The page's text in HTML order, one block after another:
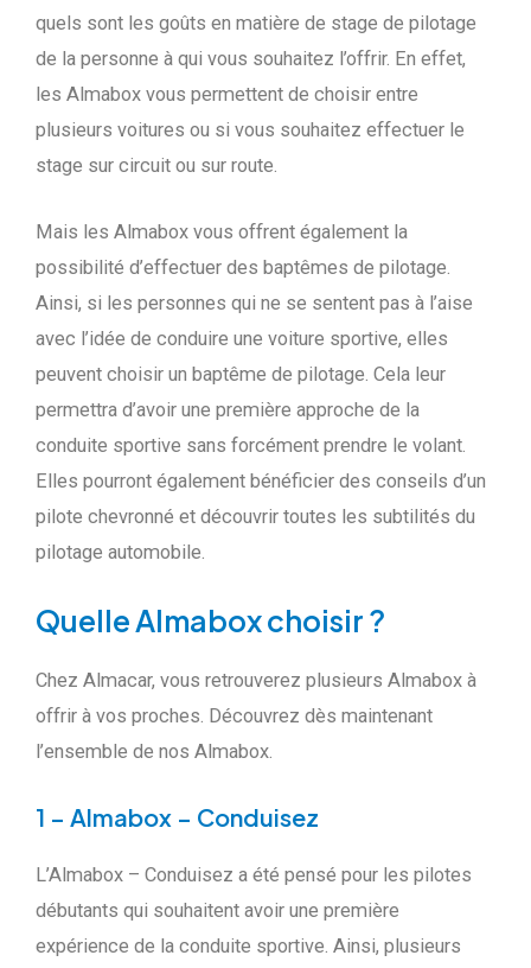
quels sont les goûts en matière de stage de pilotage
de la personne à qui vous souhaitez l’offrir. En effet,
les Almabox vous permettent de choisir entre
plusieurs voitures ou si vous souhaitez effectuer le
stage sur circuit ou sur route.
Mais les Almabox vous offrent également la
possibilité d’effectuer des baptêmes de pilotage.
Ainsi, si les personnes qui ne se sentent pas à l’aise
avec l’idée de conduire une voiture sportive, elles
peuvent choisir un baptême de pilotage. Cela leur
permettra d’avoir une première approche de la
conduite sportive sans forcément prendre le volant.
Elles pourront également bénéficier des conseils d’un
pilote chevronné et découvrir toutes les subtilités du
pilotage automobile.
Quelle Almabox choisir ?
Chez Almacar, vous retrouverez plusieurs Almabox à
offrir à vos proches. Découvrez dès maintenant
l’ensemble de nos Almabox.
1 – Almabox – Conduisez
L’Almabox – Conduisez a été pensé pour les pilotes
débutants qui souhaitent avoir une première
expérience de la conduite sportive. Ainsi, plusieurs